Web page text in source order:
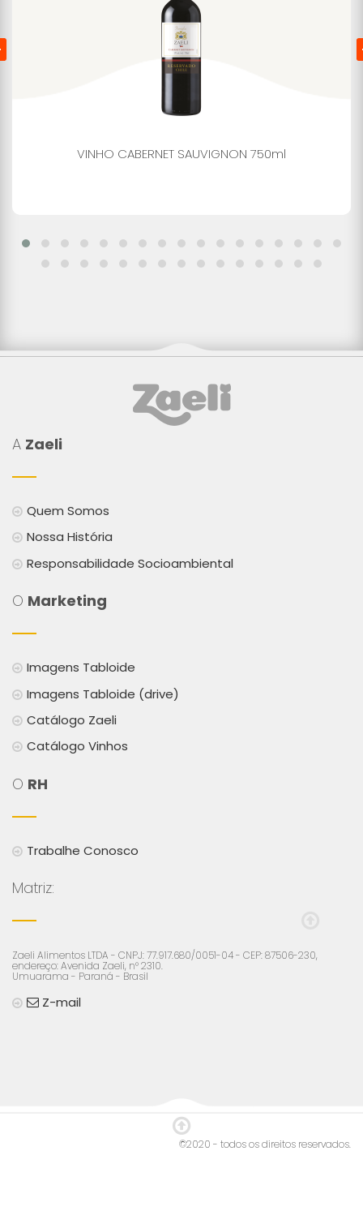
VINHO CABERNET SAUVIGNON 750ml
A Zaeli
Quem Somos
Nossa História
Responsabilidade Socioambiental
O Marketing
Imagens Tabloide
Imagens Tabloide (drive)
Catálogo Zaeli
Catálogo Vinhos
O RH
Trabalhe Conosco
Matriz:
Zaeli Alimentos LTDA - CNPJ: 77.917.680/0051-04 - CEP: 87506-230,
endereço: Avenida Zaeli, n° 2310.
Umuarama - Paraná - Brasil
Z-mail
©2020 - todos os direitos reservados.